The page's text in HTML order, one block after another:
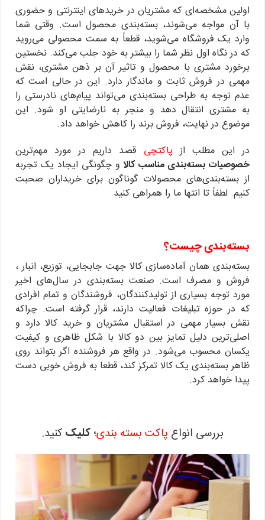
اولین مشخصه‌ای که مشتریان در خریدهای اینترنتی و حضوری
با آن مواجه می‌شوند، بسته‌بندی محصول است. وقتی شما
وارد یک فروشگاه می‌شوید، قطعاً به سمت محصولی می‌روید
که در نگاه اول نظر شما را بیشتر به خود جلب می‌کند. نخستین
برخورد مشتری با محصول و تاثیر آن بر ذهن مشتری، نقش
مهمی در فروش ثابت و ماندگار دارد. این در حالی است که
عدم توجه به طراحی بسته‌بندی می‌تواند پیام‌های نادرستی را
به مشتری انتقال دهد و منجر به نارضایتی او شود. این
موضوع در نهایت، فروش برند را کاهش خواهد داد.
در این مطلب ازپاکتچی قصد داریم در مورد مهم‌ترین
خصوصیات بسته‌بندی مناسب کالاو چگونگی ایجاد یک تجربه
از بسته‌بندی‌های محصولات گوناگون برای خریداران صحبت
کنیم. لطفاً تا انتها ما را همراهی کنید.
بسته‌بندی چیست؟
بسته‌بندی همان آماده‌سازی کالا جهت جابجایی، توزیع، انبار ،
فروش و مصرف است. صنعت بسته‌بندی در سال‌های اخیر
مورد توجه بسیاری از تولید‌کنندگان، فروشندگان و تمام افرادی
که در حوزه تبلیغات فعالیت دارند، قرار گرفته است. چراکه
نقش بسیار مهمی در استقبال مشتریان و خرید کالا دارد و
اصلی‌ترین دلیل تمایز بین دو کالا با شکل ظاهری و کیفیت
یکسان محسوب می‌شود. در واقع هر فروشنده اگر بتواند روی
ظاهر بسته‌بندی یک کالا تمرکز کند، قطعا به فروش خوبی دست
پیدا خواهد کرد.
بررسی انواع پاکت بسته بندی؛کلیک کنید.